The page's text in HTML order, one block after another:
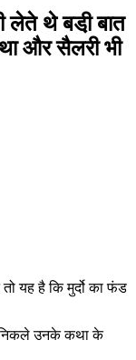
लेते थे बडी़ बात
और सैलरी भी
यह है कि मुर्दो का फंड
निकले उनके कथा के